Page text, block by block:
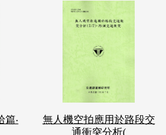
篇‧
無人機空拍應用於路段交
通衝突分析(